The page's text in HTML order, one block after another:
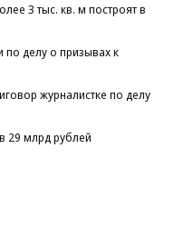
3 тыс. кв. м построят в
по делу о призывах к
журналистке по делу
29 млрд рублей